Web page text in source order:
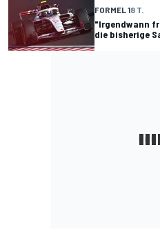
FORMEL 18 T.
"Irgendwann
die bisherige